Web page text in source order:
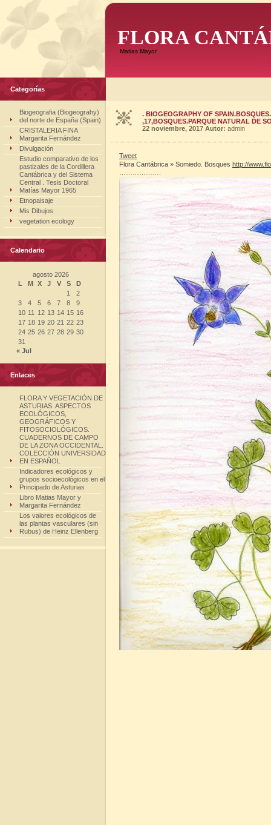
FLORA
Matias Mayor
Categorías
Biogeografia (Biogeograhy)
del norte de España (Spain)
CRISTALERIA FINA
Margarita Fernández
Divulgación
Estudio comparativo de los
pastizales de la Cordillera
Cantábrica y del Sistema
Central . Tesis Doctoral
Matías Mayor 1965
Etnopaisaje
Mis Dibujos
vegetation ecology
Calendario
agosto 2026
L
M X J V S
D
1
2
3
4 5 6 7 8
9
10 11 12 13 14 15 16
17 18 19 20 21 22 23
24 25 26 27 28 29 30
31
« Jul
Enlaces
FLORA Y VEGETACIÓN DE
ASTURIAS. ASPECTOS
ECOLÓGICOS,
GEOGRÁFICOS Y
FITOSOCIOLÓGICOS.
CUADERNOS DE CAMPO
DE LA ZONA OCCIDENTAL.
COLECCIÓN UNIVERSIDAD
EN ESPAÑOL
Indicadores ecológicos y
grupos socioecológicos en el
Principado de Asturias
Libro Matias Mayor y
Margarita Fernández
Los valores ecológicos de
las plantas vasculares (sin
Rubus) de Heinz Ellenberg
. BIOGEOGRAPHY OF
,17,BOSQUES.PARQUE NATURAL DE
22 noviembre, 2017 Autor: admin
Tweet
Flora Cantábrica » Somiedo. Bosques http://www.